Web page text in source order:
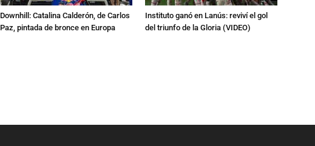
Downhill: Catalina Calderón, de Carlos
Paz, pintada de bronce en Europa
Instituto ganó en Lanús: reviví el gol
del triunfo de la Gloria (VIDEO)